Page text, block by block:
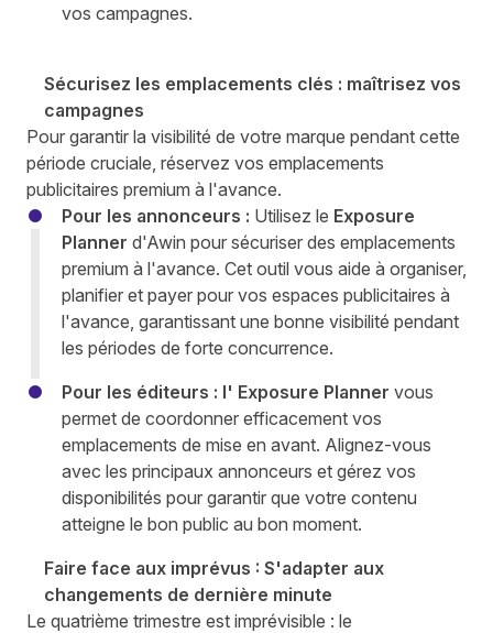
vos campagnes.
Sécurisez les emplacements clés : maîtrisez vos
campagnes
Pour garantir la visibilité de votre marque pendant cette
période cruciale, réservez vos emplacements
publicitaires premium à l'avance.
Pour les annonceurs : Utilisez le Exposure
Planner d'Awin pour sécuriser des emplacements
premium à l'avance. Cet outil vous aide à organiser,
planifier et payer pour vos espaces publicitaires à
l'avance, garantissant une bonne visibilité pendant
les périodes de forte concurrence.
Pour les éditeurs : l' Exposure Planner vous
permet de coordonner efficacement vos
emplacements de mise en avant. Alignez-vous
avec les principaux annonceurs et gérez vos
disponibilités pour garantir que votre contenu
atteigne le bon public au bon moment.
Faire face aux imprévus : S'adapter aux
changements de dernière minute
Le quatrième trimestre est imprévisible : le